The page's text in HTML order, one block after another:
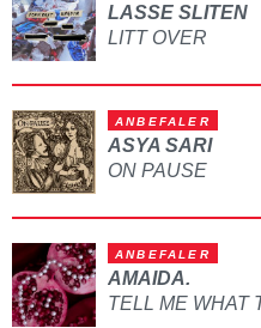
LASSE SLITEN
LITT OVER
ANBEFALER
ASYA SARI
ON PAUSE
ANBEFALER
AMAIDA.